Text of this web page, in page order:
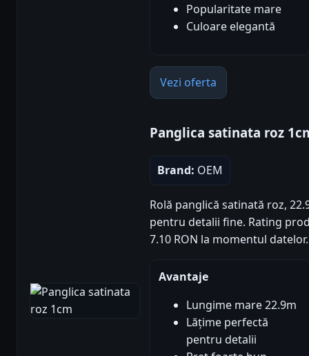
Popularitate mare
Culoare elegantă
Vezi oferta
Panglica satinata roz
Brand: OEM
Rolă panglică satinată roz,
pentru detalii fine. Rating
7.10 RON la momentul datelor.
Avantaje
Lungime mare 22.9m
Lățime perfectă
pentru detalii